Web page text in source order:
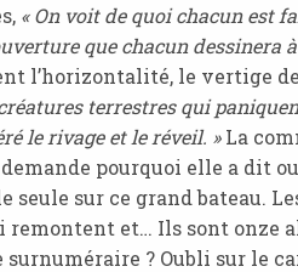
« On voit de quoi chacun est
que chacun dessinera
l’horizontalité, le vertige
terrestres qui
le rivage et le réveil. »La
pourquoi elle a dit
seule sur ce grand bateau.
et… Ils sont onze
surnuméraire ? Oubli sur le